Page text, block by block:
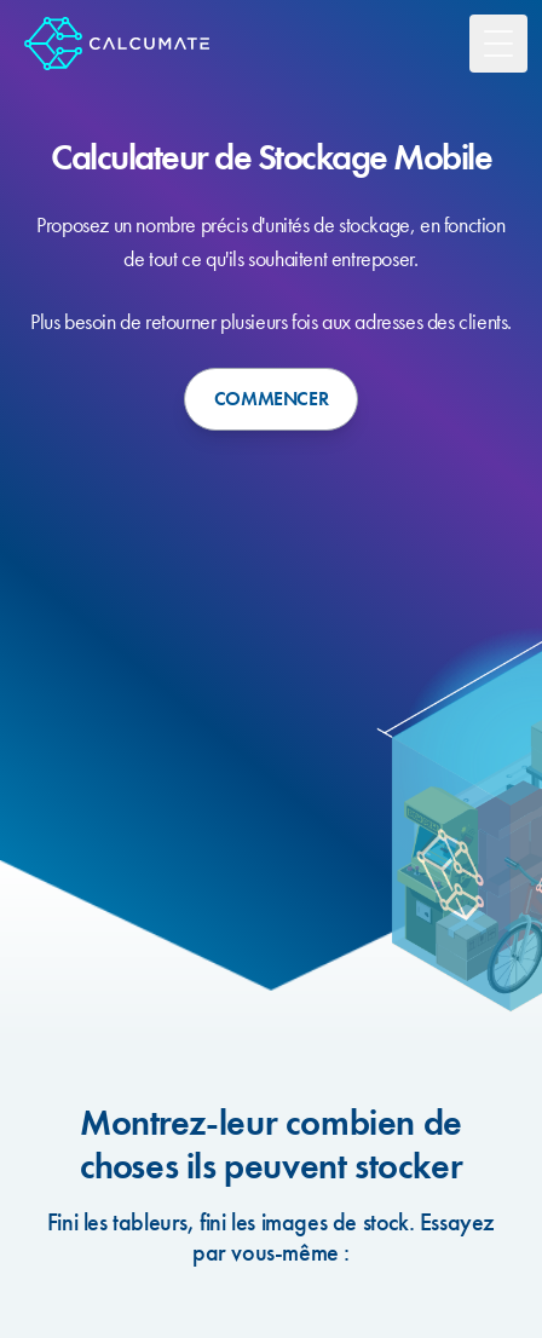
Calculateur de Stockage Mobile
Proposez un nombre précis d'unités de stockage, en fonction
de tout ce qu'ils souhaitent entreposer.
Plus besoin de retourner plusieurs fois aux adresses des clients.
COMMENCER
Montrez-leur combien de
choses ils peuvent stocker
Fini les tableurs, fini les images de stock. Essayez
par vous-même :